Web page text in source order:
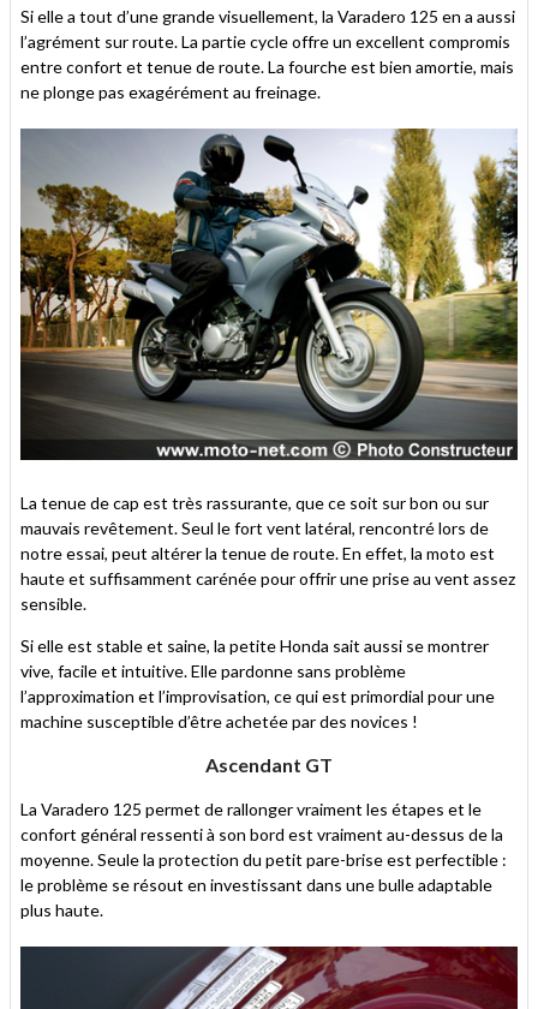
Si elle a tout d’une grande visuellement, la Varadero 125 en a aussi
l’agrément sur route. La partie cycle offre un excellent compromis
entre confort et tenue de route. La fourche est bien amortie, mais
ne plonge pas exagérément au freinage.
La tenue de cap est très rassurante, que ce soit sur bon ou sur
mauvais revêtement. Seul le fort vent latéral, rencontré lors de
notre essai, peut altérer la tenue de route. En effet, la moto est
haute et suffisamment carénée pour offrir une prise au vent assez
sensible.
Si elle est stable et saine, la petite Honda sait aussi se montrer
vive, facile et intuitive. Elle pardonne sans problème
l’approximation et l’improvisation, ce qui est primordial pour une
machine susceptible d’être achetée par des novices !
Ascendant GT
La Varadero 125 permet de rallonger vraiment les étapes et le
confort général ressenti à son bord est vraiment au-dessus de la
moyenne. Seule la protection du petit pare-brise est perfectible :
le problème se résout en investissant dans une bulle adaptable
plus haute.